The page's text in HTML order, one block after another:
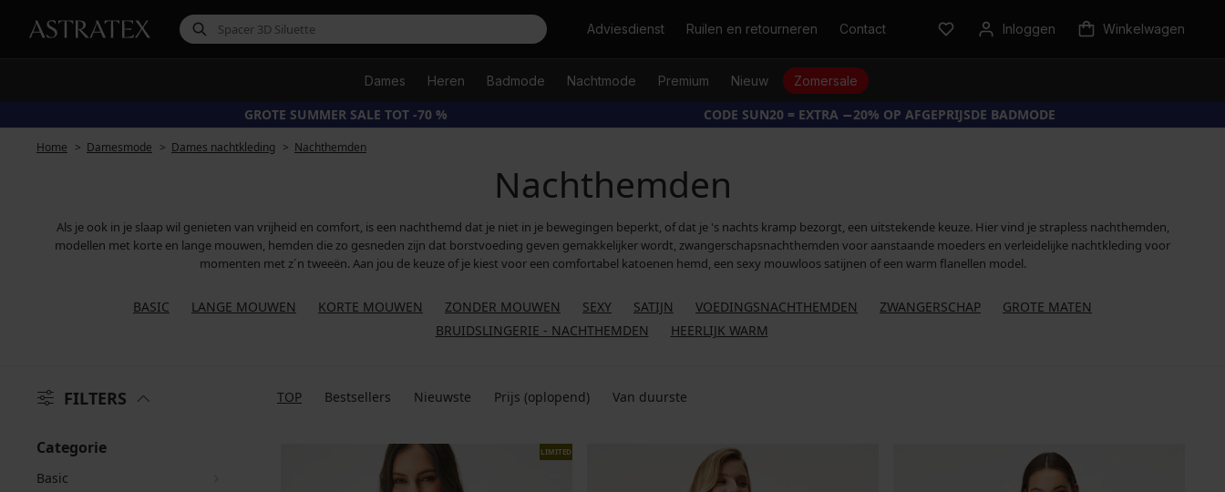
ZoekenAdviesdienst Ruilen en retourneren Contact Inloggen Winkelwagen
Dames Heren Badmode Nachtmode Premium Nieuw Zomersale
GROTE SUMMER SALE TOT -70 % CODE SUN20 = EXTRA −20% OP AFGEPRIJSDE BADMODE
Home Damesmode Dames nachtkleding Nachthemden
Nachthemden
Als je ook in je slaap wil genieten van vrijheid en comfort, is een nachthemd dat je niet in je bewegingen beperkt, of dat je 's nachts kramp bezorgt, een uitstekende keuze. Hier vind je strapless nachthemden,
modellen met korte en lange mouwen, hemden die zo gesneden zijn dat borstvoeding geven gemakkelijker wordt, zwangerschapsnachthemden voor aanstaande moeders en verleidelijke nachtkleding voor
momenten met z´n tweeën. Aan jou de keuze of je kiest voor een comfortabel katoenen hemd, een sexy mouwloos satijnen of een warm flanellen model.
BASIC LANGE MOUWEN KORTE MOUWEN ZONDER MOUWEN SEXY SATIJN VOEDINGSNACHTHEMDEN ZWANGERSCHAP
GROTE MATEN
BRUIDSLINGERIE - NACHTHEMDEN
HEERLIJK WARM
FILTERS TOP Bestsellers Nieuwste Prijs (oplopend) Van duurste
Categorie
Basic
LIMITED